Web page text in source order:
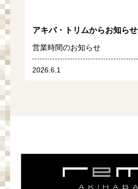
アキバ・トリムからお知らせ
営業時間のお知らせ
2026.6.1